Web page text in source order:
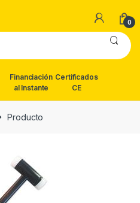
0
Financiación
al Instante
Certificados
CE
Producto